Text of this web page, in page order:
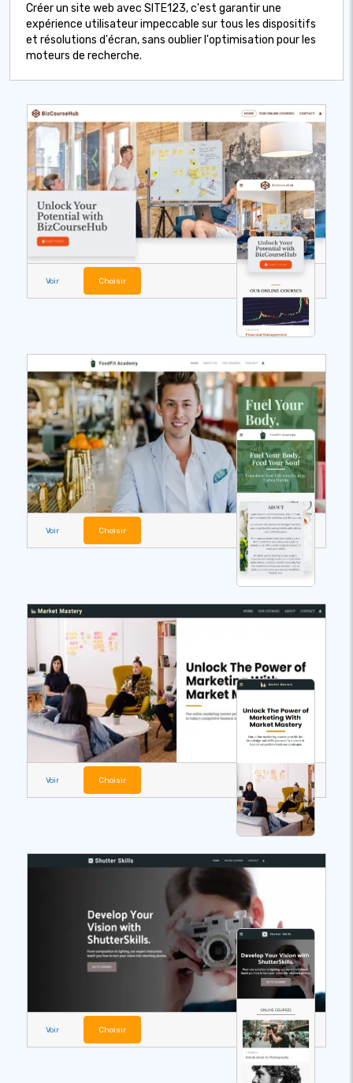
Créer un site web avec SITE123, c'est garantir une
expérience utilisateur impeccable sur tous les dispositifs
et résolutions d'écran, sans oublier l'optimisation pour les
moteurs de recherche.
Voir Choisir
Voir Choisir
Voir Choisir
Voir Choisir